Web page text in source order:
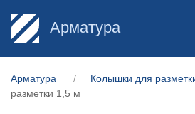
Арматура
Арматура Колышки для
разметки 1,5 м